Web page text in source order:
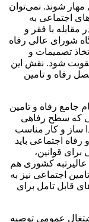
مهار شوند. نمی‌توان
اجتماعی به
با فقر و
شورای عالی رفاه
تصمیمات و
شود. نقش این
رفاه و تامین
ساختار نظام جامع رفاه و تامین
که سطح رفاهی
ساز و کار مناسب
‌اجتماعی باید
قوانین،
کشوری هم
کلی تامین ‌اجتماعی نیز به
قابل تامل برای
عمومی توصیه